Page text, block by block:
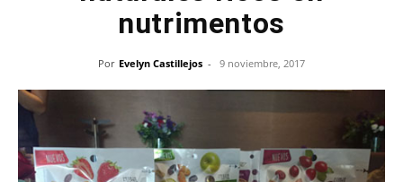
nutrimentos
Por Evelyn Castillejos - 9 noviembre, 2017